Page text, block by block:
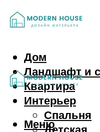
Дом
Ландшафт и
Квартира
Интерьер
Спальня
Меню